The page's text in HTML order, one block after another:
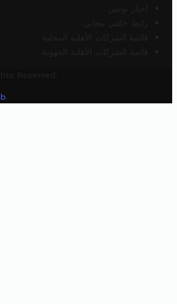
أخبار تونس
رابط خلفي مجاني
قائمة الشركات الأهلية المحلية
قائمة الشركات الأهلية الجهوية
Reserved.